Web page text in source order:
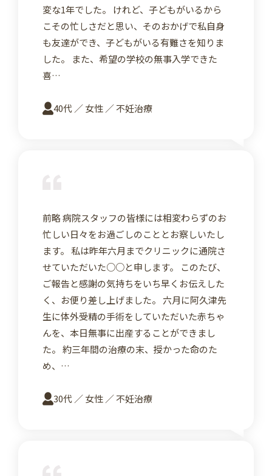
変な1年でした。 けれど、子どもがいるから
こその忙しさだと思い、そのおかげで私自身
も友達ができ、子どもがいる有難さを知りま
した。 また、希望の学校の無事入学できた
喜…
40代 ／ 女性 ／ 不妊治療
前略 病院スタッフの皆様には相変わらずのお
忙しい日々をお過ごしのこととお察しいたし
ます。 私は昨年六月までクリニックに通院さ
せていただいた○○と申します。 このたび、
ご報告と感謝の気持ちをいち早くお伝えした
く、お便り差し上げました。 六月に阿久津先
生に体外受精の手術をしていただいた赤ちゃ
んを、本日無事に出産することができまし
た。 約三年間の治療の末、授かった命のた
め、…
30代 ／ 女性 ／ 不妊治療